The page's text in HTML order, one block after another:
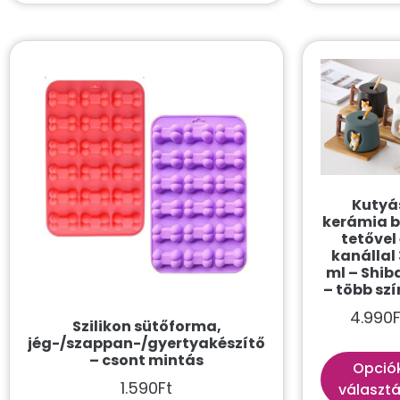
Szilikon sütőforma,
jég-/szappan-/gyertyakészítő
– csont mintás
1.590Ft
kerámia
tetővel
kanállal
ml –
– több
4.990